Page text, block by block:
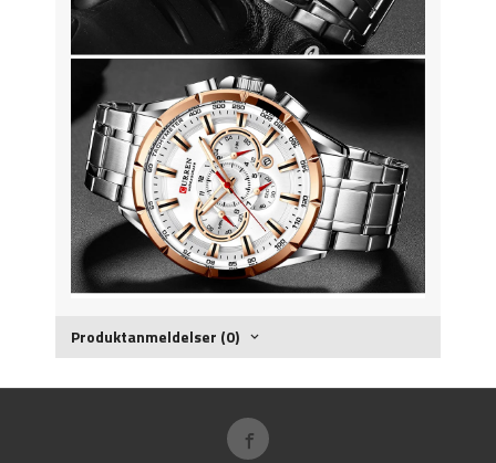
Produktanmeldelser (0)